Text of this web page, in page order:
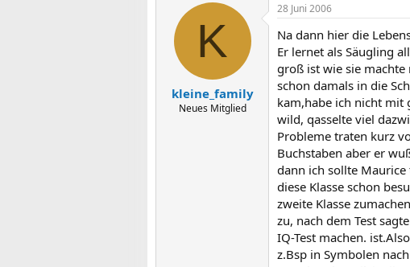
K
kleine_family
Neues Mitglied
28 Juni 2006
Na dann hier die
Er lernet als Säugling
groß ist wie sie
schon damals in die
kam,habe ich nicht mit
wild, qasselte viel
Probleme traten kurz
Buchstaben aber er
dann ich sollte Maurice
diese Klasse schon
zweite Klasse
zu, nach dem Test
IQ-Test machen.
z.Bsp in Symbolen